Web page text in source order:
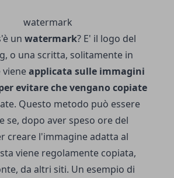
un watermark? E' il logo del
o una scritta, solitamente in
vieneapplicata sulle immagini
evitare che vengano copiate
Questo metodo può essere
se, dopo aver speso ore del
creare l'immagine adatta al
viene regolamente copiata,
da altri siti. Un esempio di